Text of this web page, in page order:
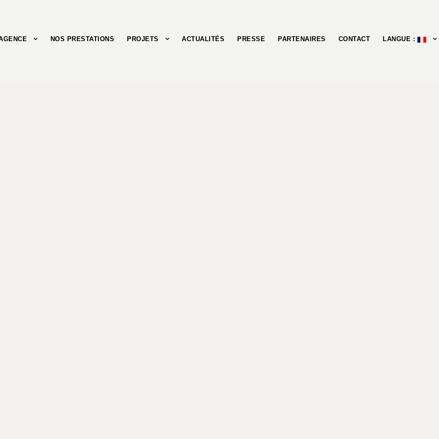
NOS PRESTATIONS PROJETS ACTUALITÉS PRESSE PARTENAIRES CONTACT LANGUE :